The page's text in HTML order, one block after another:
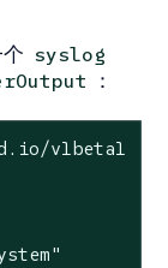
syslog
：
v1beta1